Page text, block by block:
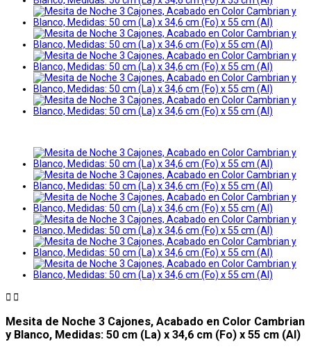
 
Mesita de Noche 3 Cajones, Acabado en Color Cambrian
y Blanco, Medidas: 50 cm (La) x 34,6 cm (Fo) x 55 cm (Al)